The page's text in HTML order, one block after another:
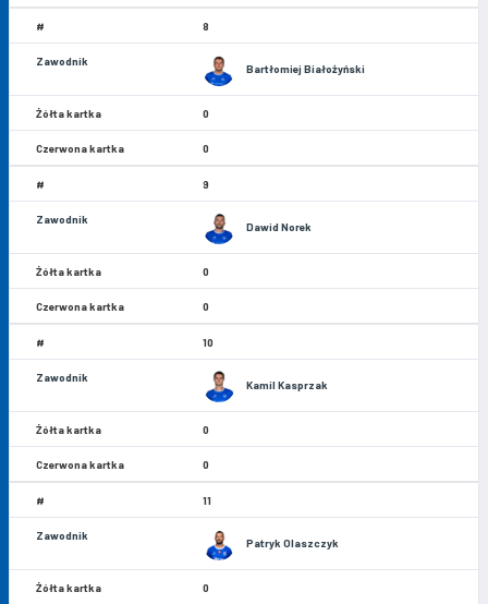
8
Bartłomiej Białożyński
0
0
9
Dawid Norek
0
0
10
Kamil Kasprzak
0
0
11
Patryk Olaszczyk
0